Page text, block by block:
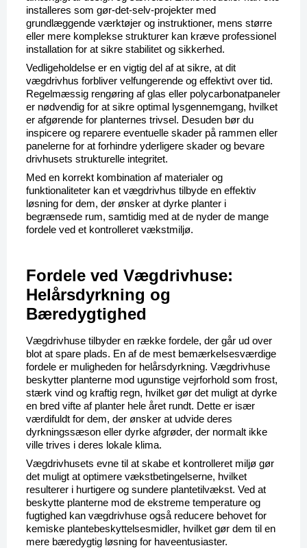
installeres som gør-det-selv-projekter med
grundlæggende værktøjer og instruktioner, mens større
eller mere komplekse strukturer kan kræve professionel
installation for at sikre stabilitet og sikkerhed.
Vedligeholdelse er en vigtig del af at sikre, at dit
vægdrivhus forbliver velfungerende og effektivt over tid.
Regelmæssig rengøring af glas eller polycarbonatpaneler
er nødvendig for at sikre optimal lysgennemgang, hvilket
er afgørende for planternes trivsel. Desuden bør du
inspicere og reparere eventuelle skader på rammen eller
panelerne for at forhindre yderligere skader og bevare
drivhusets strukturelle integritet.
Med en korrekt kombination af materialer og
funktionaliteter kan et vægdrivhus tilbyde en effektiv
løsning for dem, der ønsker at dyrke planter i
begrænsede rum, samtidig med at de nyder de mange
fordele ved et kontrolleret vækstmiljø.
Fordele ved Vægdrivhuse:
Helårsdyrkning og
Bæredygtighed
Vægdrivhuse tilbyder en række fordele, der går ud over
blot at spare plads. En af de mest bemærkelsesværdige
fordele er muligheden for helårsdyrkning. Vægdrivhuse
beskytter planterne mod ugunstige vejrforhold som frost,
stærk vind og kraftig regn, hvilket gør det muligt at dyrke
en bred vifte af planter hele året rundt. Dette er især
værdifuldt for dem, der ønsker at udvide deres
dyrkningssæson eller dyrke afgrøder, der normalt ikke
ville trives i deres lokale klima.
Vægdrivhusets evne til at skabe et kontrolleret miljø gør
det muligt at optimere vækstbetingelserne, hvilket
resulterer i hurtigere og sundere plantetilvækst. Ved at
beskytte planterne mod de ekstreme temperature og
fugtighed kan vægdrivhuse også reducere behovet for
kemiske plantebeskyttelsesmidler, hvilket gør dem til en
mere bæredygtig løsning for haveentusiaster.